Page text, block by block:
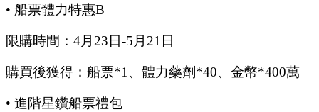
• 船票體力特惠B
限購時間： 4月 23 日-5月 21 日
購買後獲得：船票*1、體力藥劑*40、金幣*400萬
• 進階星鑽船票禮包